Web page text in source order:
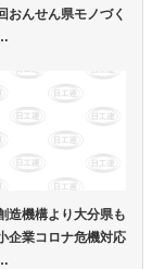
んせん県モノづく
造機構より大分県も
企業コロナ危機対応